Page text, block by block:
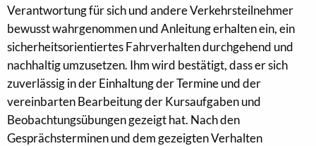
Verantwortung für sich und andere Verkehrsteilnehmer
bewusst wahrgenommen und Anleitung erhalten ein, ein
sicherheitsorientiertes Fahrverhalten durchgehend und
nachhaltig umzusetzen. Ihm wird bestätigt, dass er sich
zuverlässig in der Einhaltung der Termine und der
vereinbarten Bearbeitung der Kursaufgaben und
Beobachtungsübungen gezeigt hat. Nach den
Gesprächsterminen und dem gezeigten Verhalten